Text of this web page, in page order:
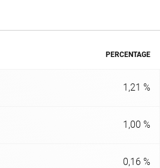
PERCENTAGE
1,21 %
1,00 %
0,16 %